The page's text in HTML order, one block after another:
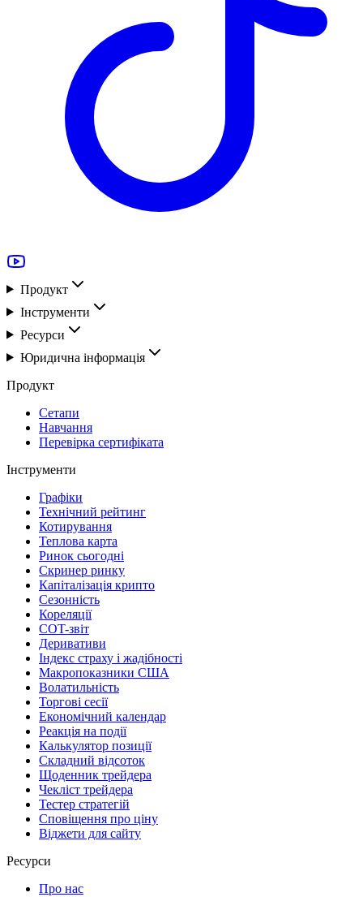
Продукт
Інструменти
Ресурси
Юридична інформація
Продукт
Сетапи
Навчання
Перевірка сертифіката
Інструменти
Графіки
Технічний рейтинг
Котирування
Теплова карта
Ринок сьогодні
Скринер ринку
Капіталізація крипто
Сезонність
Кореляції
COT-звіт
Деривативи
Індекс страху і жадібності
Макропоказники США
Волатильність
Торгові сесії
Економічний календар
Реакція на події
Калькулятор позиції
Складний відсоток
Щоденник трейдера
Чекліст трейдера
Тестер стратегій
Сповіщення про ціну
Віджети для сайту
Ресурси
Про нас